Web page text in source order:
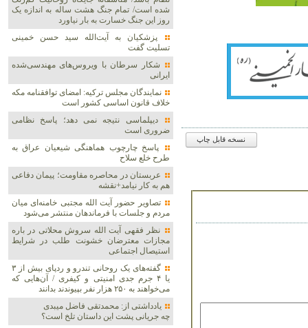
نسخه قابل چاپ
شده است/ تمام جنگ هشت ساله به اندازه یک
روز این جنگ خسارت به بار نیاورد
پزشکیان به آیت‌الله سید حسن خمینی
تسلیت گفت
شکار سرطان با ویروس‌های مهندسی‌شده
ایرانی
نمایندگان مجلس ترکیه: امضای توافقنامه مکه
خلاف قانون اساسی کشور است
دیپلماسی نتیجه‌ نمی دهد؛ پاسخ نظامی
ضروری است
پاسخ چارچوب هماهنگی شیعیان عراق به
طرح خلع سلاح
عربستان در محاصره مقاومت؛ پیمان دفاعی
هم به کار نیامد+نقشه
تصاویر حضور آیت الله مجتبی خامنه‌ای میان
مردم و جلسات با فرماندهان منتشر می‌شود
نظر فقهی آیت الله سروش محلاتی در باره
مجازات معترضان خشونت طلب در شرایط
استیصال اجتماعی
گفته‌های یک روحانی تندرو و ردپای بیش از ۳
یا ۴ جرم جدی امنیتی و کیفری / آن‌هایی که
می‌خواهند به ۲۵۰ هزار نفر بپیوندند بدانند
یادداشتی از: محمدتقی فاضل میبدی
چه جریانی پشت این داستان تلخ است؟